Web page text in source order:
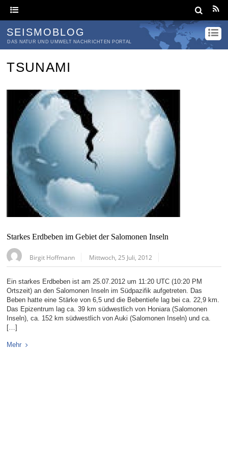
SEISMOBLOG
DAS NATUR UND UMWELT NACHRICHTEN PORTAL
TSUNAMI
Starkes Erdbeben im Gebiet der Salomonen Inseln
Birgit Hoffmann Mittwoch, 25 Juli, 2012
Ein starkes Erdbeben ist am 25.07.2012 um 11:20 UTC (10:20 PM
Ortszeit) an den Salomonen Inseln im Südpazifik aufgetreten. Das
Beben hatte eine Stärke von 6,5 und die Bebentiefe lag bei ca. 22,9 km.
Das Epizentrum lag ca. 39 km südwestlich von Honiara (Salomonen
Inseln), ca. 152 km südwestlich von Auki (Salomonen Inseln) und ca.
[…]
Mehr